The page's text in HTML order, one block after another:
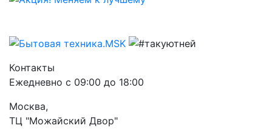
Контакты
Ежедневно с 09:00 до 18:00
Москва,
ТЦ "Можайский Двор"